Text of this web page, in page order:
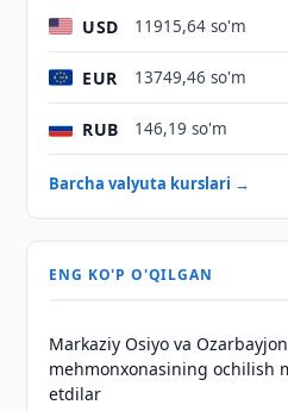
USD 11915,64 so'm
EUR 13749,46 so'm
RUB 146,19 so'm
Barcha valyuta kurslari →
ENG KO'P O'QILGAN
Markaziy Osiyo va
mehmonxonasining ochilish
etdilar